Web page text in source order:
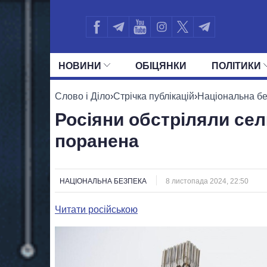
НОВИНИ ОБIЦЯНКИ ПОЛIТИКИ
УСІ ПОЛІТИКИ ПРЕЗИДЕНТ І
Слово і Діло›Стрічка публікацій›Національна
Росіяни обстріляли
поранена
НАЦІОНАЛЬНА БЕЗПЕКА 8 листопада 2024, 22:50
Читати російською